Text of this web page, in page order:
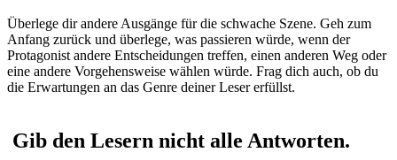
Überlege dir andere Ausgänge für die schwache Szene. Geh zum
Anfang zurück und überlege, was passieren würde, wenn der
Protagonist andere Entscheidungen treffen, einen anderen Weg oder
eine andere Vorgehensweise wählen würde. Frag dich auch, ob du
die Erwartungen an das Genre deiner Leser erfüllst.
Gib den Lesern nicht alle Antworten.